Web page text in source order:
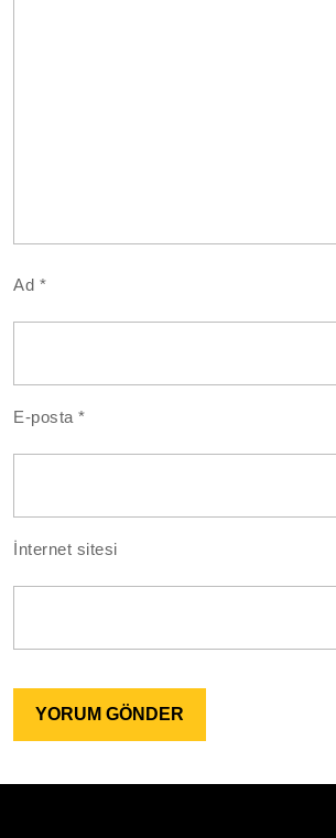
Ad *
E-posta*
İnternet sitesi